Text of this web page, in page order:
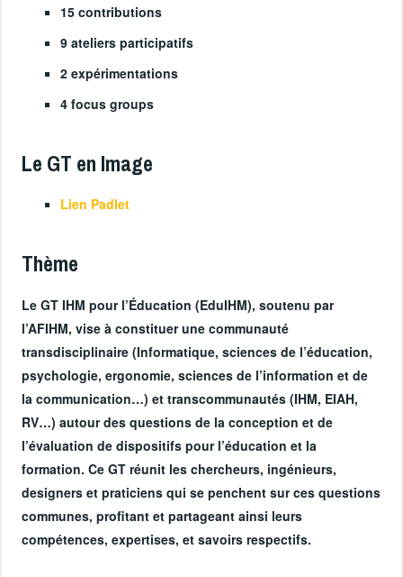
15 contributions
9 ateliers participatifs
2 expérimentations
4 focus groups
Le GT en Image
Lien Padlet
Thème
Le GT IHM pour l’Éducation (EduIHM), soutenu par
l’AFIHM, vise à constituer une communauté
transdisciplinaire (Informatique, sciences de l’éducation,
psychologie, ergonomie, sciences de l’information et de
la communication…) et transcommunautés (IHM, EIAH,
RV…) autour des questions de la conception et de
l’évaluation de dispositifs pour l’éducation et la
formation. Ce GT réunit les chercheurs, ingénieurs,
designers et praticiens qui se penchent sur ces questions
communes, profitant et partageant ainsi leurs
compétences, expertises, et savoirs respectifs.